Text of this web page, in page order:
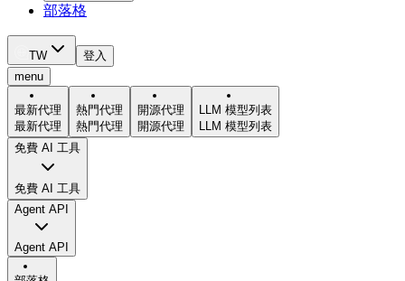
部落格
TW
登入
menu
最新代理
最新代理
熱門代理
熱門代理
開源代理
開源代理
LLM 模型列表
LLM 模型列表
免費 AI 工具
免費 AI 工具
Agent API
Agent API